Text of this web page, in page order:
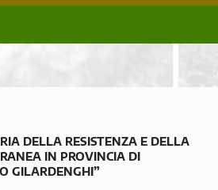
DELLA RESISTENZA E DELLA
IN PROVINCIA DI
GILARDENGHI”